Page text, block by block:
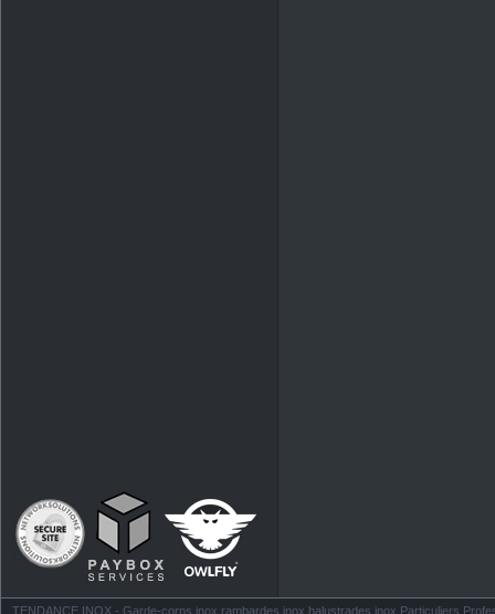
TENDANCE INOX - Garde-corps inox rambardes inox balustrades inox Particuliers